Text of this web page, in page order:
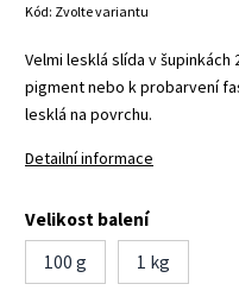
Kód: Zvolte variantu
Velmi lesklá slída v
pigment nebo k probarvení
lesklá na povrchu.
Detailní informace
Velikost balení
100 g
1 kg